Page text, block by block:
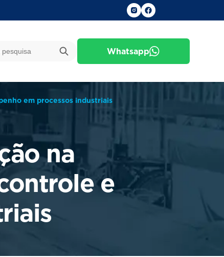
Whatsapp
em processos industriais
na
e